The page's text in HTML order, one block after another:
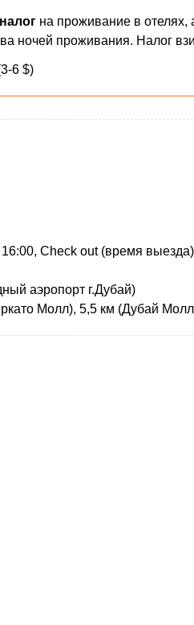
на проживание в отелях,
ночей проживания. Налог
6 $)
Check out (время
аэропорт г.Дубай)
Молл), 5,5 км (Дубай